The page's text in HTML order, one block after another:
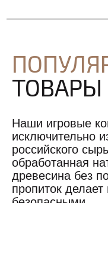
Наши игровые
исключительно
российского
обработанная
древесина без
пропиток делает
безопасными.
ТОВАРЫ